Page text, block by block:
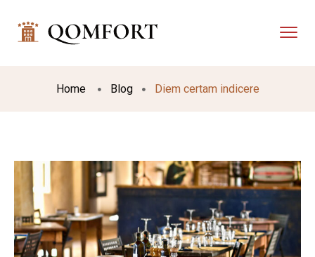
Home Blog Diem certam indicere